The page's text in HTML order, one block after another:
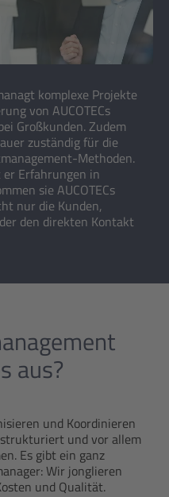
komplexe Projekte
von AUCOTECs
Großkunden. Zudem
zuständig für die
Methoden.
Erfahrungen in
sie AUCOTECs
nur die Kunden,
den direkten Kontakt
aus?
und Koordinieren
und vor allem
Es gibt ein ganz
Wir jonglieren
und Qualität.